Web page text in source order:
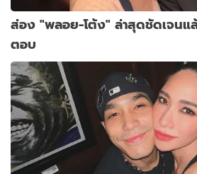
ส่อง "พลอย-โต้ง" ล่าสุดชัดเจนแล้
ตอบ